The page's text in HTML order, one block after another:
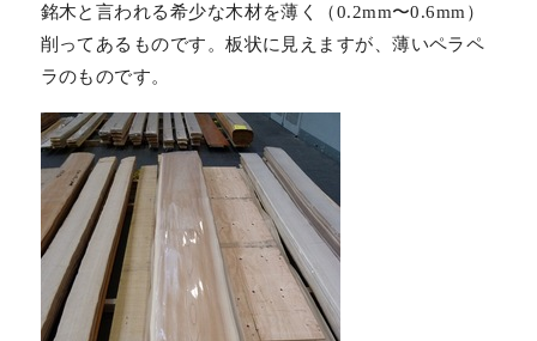
銘木と言われる希少な木材を薄く（0.2mm〜0.6mm）
削ってあるものです。板状に見えますが、薄いペラペ
ラのものです。